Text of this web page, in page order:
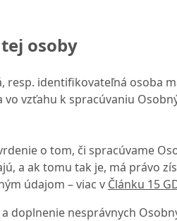
osoby
resp. identifikovateľná osoba
vo vzťahu k spracúvaniu
o tom, či spracúvame
a ak tomu tak je, má právo
údajom – viac v Článku 15
doplnenie nesprávnych